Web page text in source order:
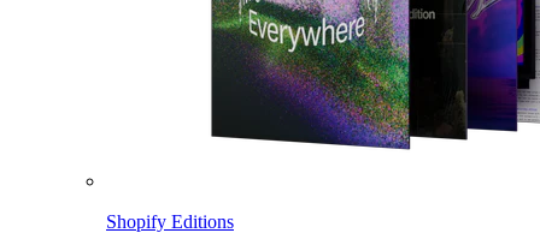
Shopify Editions